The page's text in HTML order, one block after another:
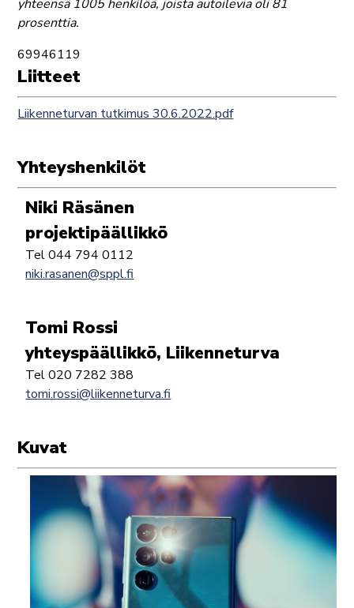
yhteensä 1005 henkilöä, joista autoilevia oli 81
prosenttia.
69946119
Liitteet
Liikenneturvan tutkimus 30.6.2022.pdf
Yhteyshenkilöt
Niki Räsänen
projektipäällikkö
Tel 044 794 0112
niki.rasanen@sppl.fi
Tomi Rossi
yhteyspäällikkö, Liikenneturva
Tel 020 7282 388
tomi.rossi@liikenneturva.fi
Kuvat